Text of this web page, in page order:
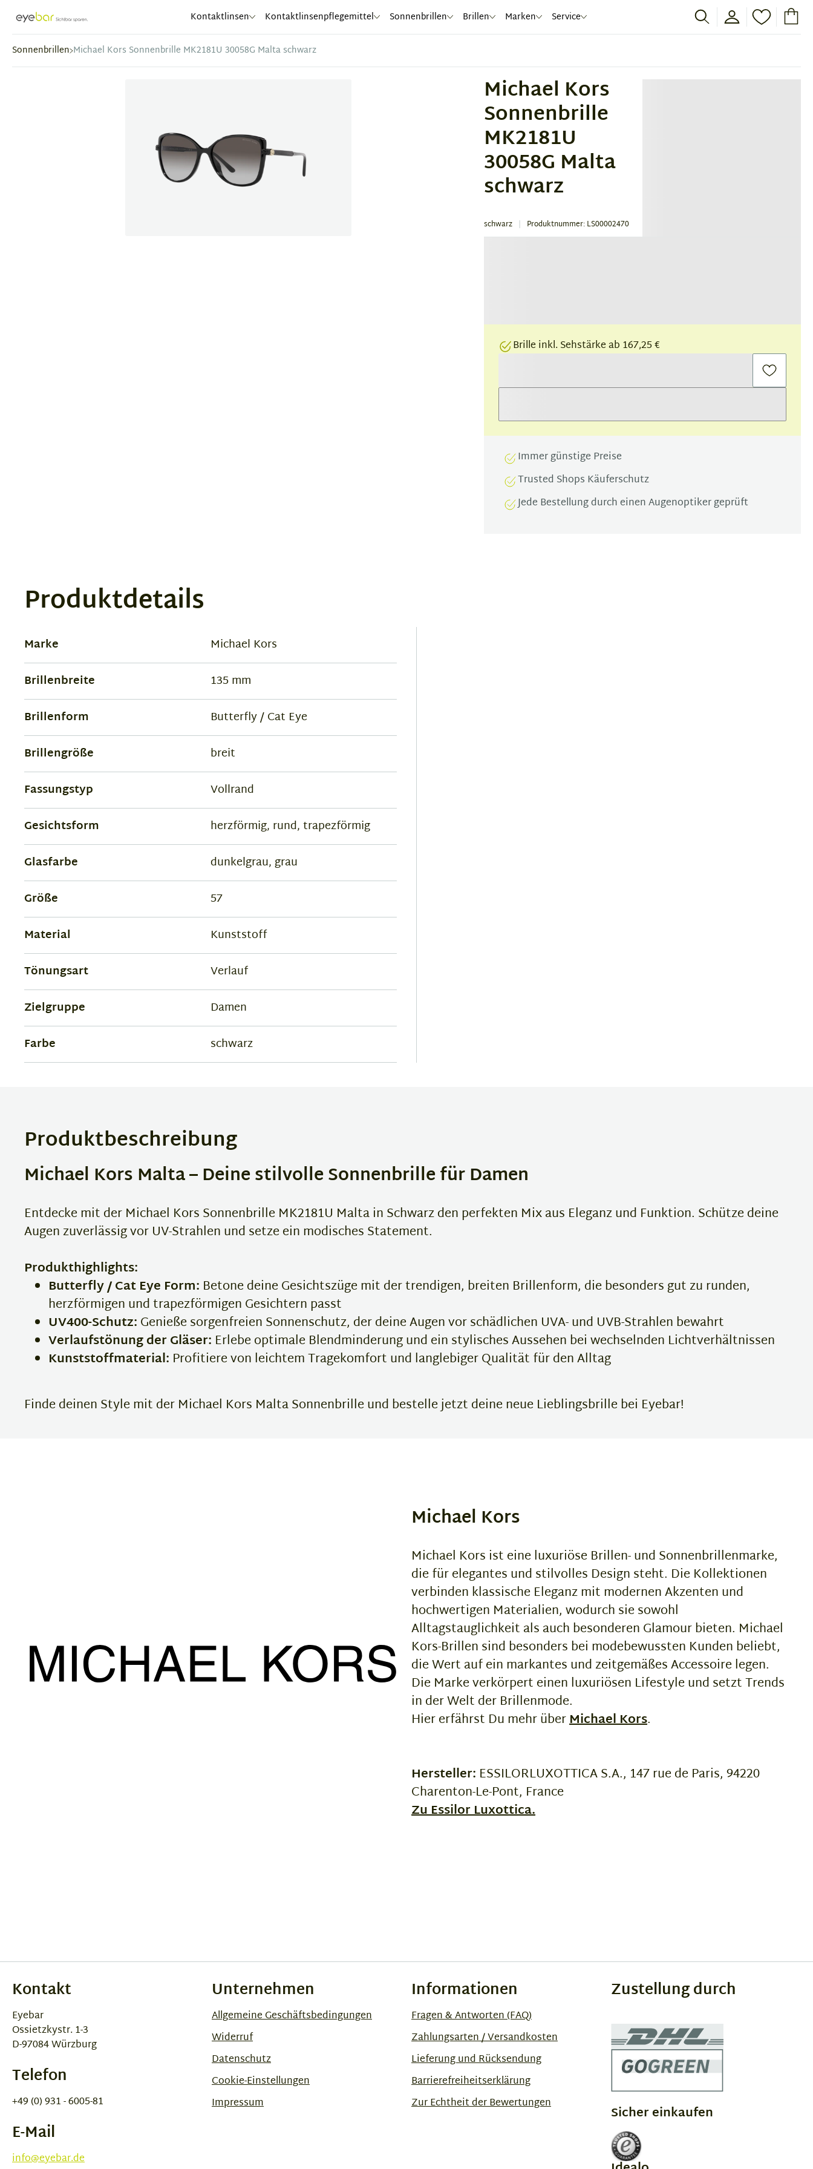
Abele Optic Kontaktlinsen Kontaktlinsenpflegemittel Sonnenbrillen Brillen Marken Service
Sonnenbrillen Michael Kors Sonnenbrille MK2181U 30058G Malta schwarz
Michael Kors
Sonnenbrille
MK2181U
30058G Malta
schwarz
schwarz Produktnummer: LS00002470
Brille inkl. Sehstärke ab 167,25 €
Immer günstige Preise
Trusted Shops Käuferschutz
Jede Bestellung durch einen Augenoptiker geprüft
Produktdetails
Marke
Michael Kors
Brillenbreite
135 mm
Brillenform
Butterfly / Cat Eye
Brillengröße
breit
Fassungstyp
Vollrand
Gesichtsform
herzförmig, rund, trapezförmig
Glasfarbe
dunkelgrau, grau
Größe
57
Material
Kunststoff
Tönungsart
Verlauf
Zielgruppe
Damen
Farbe
schwarz
Produktbeschreibung
Michael Kors Malta – Deine stilvolle Sonnenbrille für Damen
Entdecke mit der Michael Kors Sonnenbrille MK2181U Malta in Schwarz den perfekten Mix aus Eleganz und Funktion. Schütze deine
Augen zuverlässig vor UV-Strahlen und setze ein modisches Statement.
Produkthighlights:
Butterfly / Cat Eye Form: Betone deine Gesichtszüge mit der trendigen, breiten Brillenform, die besonders gut zu runden,
herzförmigen und trapezförmigen Gesichtern passt
UV400-Schutz:Genieße sorgenfreien Sonnenschutz, der deine Augen vor schädlichen UVA- und UVB-Strahlen bewahrt
Verlaufstönung der Gläser: Erlebe optimale Blendminderung und ein stylisches Aussehen bei wechselnden Lichtverhältnissen
Kunststoffmaterial: Profitiere von leichtem Tragekomfort und langlebiger Qualität für den Alltag
Finde deinen Style mit der Michael Kors Malta Sonnenbrille und bestelle jetzt deine neue Lieblingsbrille bei Eyebar!
Michael Kors
Michael Kors ist eine luxuriöse Brillen- und Sonnenbrillenmarke,
die für elegantes und stilvolles Design steht. Die Kollektionen
verbinden klassische Eleganz mit modernen Akzenten und
hochwertigen Materialien, wodurch sie sowohl
Alltagstauglichkeit als auch besonderen Glamour bieten. Michael
Kors-Brillen sind besonders bei modebewussten Kunden beliebt,
die Wert auf ein markantes und zeitgemäßes Accessoire legen.
Die Marke verkörpert einen luxuriösen Lifestyle und setzt Trends
in der Welt der Brillenmode.
Hier erfährst Du mehr überMichael Kors.
Hersteller: ESSILORLUXOTTICA S.A., 147 rue de Paris, 94220
Charenton-Le-Pont, France
Zu Essilor Luxottica.
Kontakt
Eyebar
Ossietzkystr. 1-3
D-97084 Würzburg
Telefon
+49 (0) 931 - 6005-81
E-Mail
info@eyebar.de
Unternehmen
Allgemeine Geschäftsbedingungen
Widerruf
Datenschutz
Cookie-Einstellungen
Impressum
Informationen
Fragen & Antworten (FAQ)
Zahlungsarten / Versandkosten
Lieferung und Rücksendung
Barrierefreiheitserklärung
Zur Echtheit der Bewertungen
Zustellung durch
Sicher einkaufen